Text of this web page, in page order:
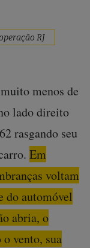
RJ
menos de
lado direito
rasgando seu
Em
voltam
do automóvel
abria, o
vento, sua